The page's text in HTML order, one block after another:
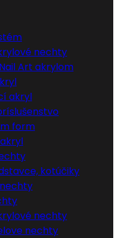
nechty
Art akrylom
akryl
form
kotúčiky
nechty
nechty